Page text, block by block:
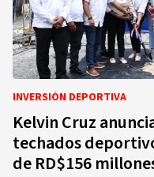
INVERSIÓN DEPORTIVA
Kelvin Cruz
techados
de RD$156